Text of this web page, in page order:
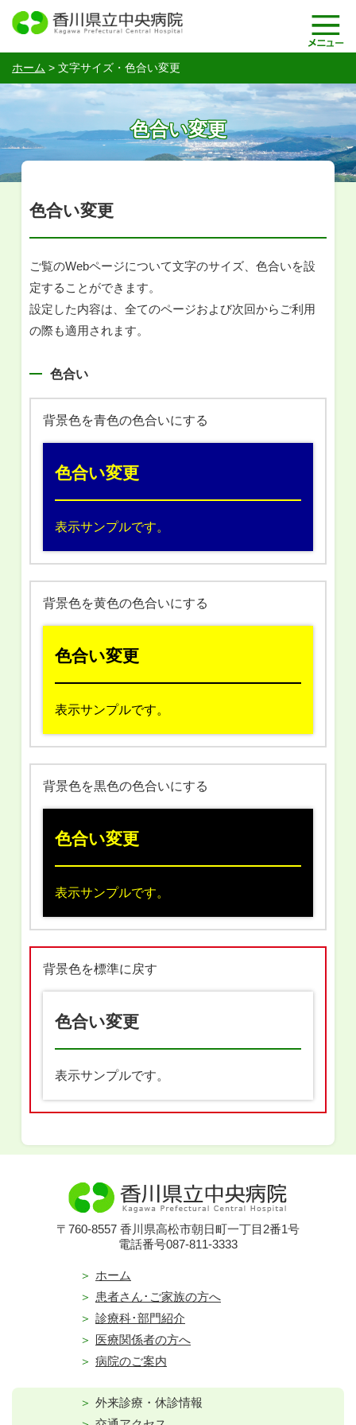
ホーム > 文字サイズ・ 色合い変更
色合い変更
色合い変更
ご覧のWebページについて文字のサイズ、色合いを設
定することができます。
設定した内容は、全てのページおよび次回からご利用
の際も適用されます。
色合い
背景色を青色の色合いにする
色合い変更
表示サンプルです。
背景色を黄色の色合いにする
色合い変更
表示サンプルです。
背景色を黒色の色合いにする
色合い変更
表示サンプルです。
背景色を標準に戻す
色合い変更
表示サンプルです。
〒760-8557 香川県高松市朝日町一丁目2番1号
電話番号087-811-3333
ホーム
患者さん･ご家族の方へ
診療科･部門紹介
医療関係者の方へ
病院のご案内
外来診療・休診情報